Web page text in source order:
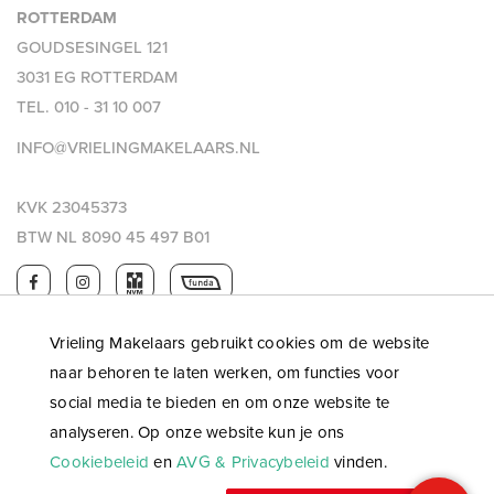
Vrieling Makelaars gebruikt cookies om de website
naar behoren te laten werken, om functies voor
social media te bieden en om onze website te
analyseren. Op onze website kun je ons
Cookiebeleid en AVG & Privacybeleid vinden.
presentatie of andere verstrekte informatie m.b.t. het te koop
(of te huur) aangeboden object vragen oproepen, dan
nodigen wij je van harte uit deze onder onze (makelaar)
aandacht te brengen.
ROTTERDAM
GOUDSESINGEL 121
3031 EG ROTTERDAM
TEL. 010 - 31 10 007
INFO@VRIELINGMAKELAARS.NL
KVK 23045373
BTW NL 8090 45 497 B01